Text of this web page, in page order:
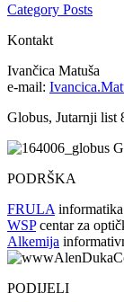
Category Posts
Kontakt
Ivančica Matuša
e-mail:
Globus, Jutarnji list
PODRŠKA
FRULA
WSPcentar za
Alkemija
PODIJELI